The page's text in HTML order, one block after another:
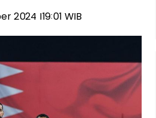
2024 |19:01 WIB